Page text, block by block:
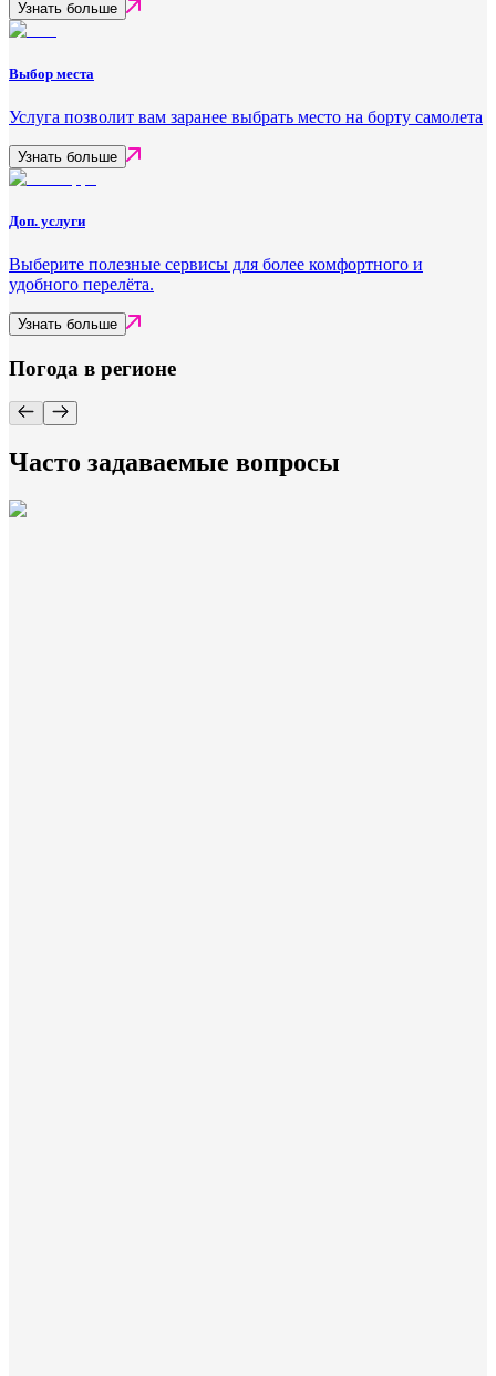
Узнать больше
Выбор места
Услуга позволит вам заранее выбрать место на борту самолета
Узнать больше
Доп. услуги
Выберите полезные сервисы для более комфортного и
удобного перелёта.
Узнать больше
Погода в регионе
Часто задаваемые вопросы